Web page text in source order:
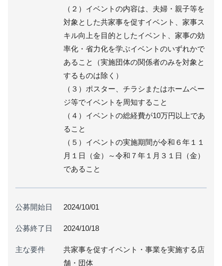
（２）イベントの内容は、夫婦・親子等を
対象とした共家事を促すイベント、家事ス
キル向上を目的としたイベント、家事の効
率化・省力化を学ぶイベントのいずれかで
あること（実施団体の関係者のみを対象と
するものは除く）
（３）ポスター、チラシまたはホームペー
ジ等でイベントを周知すること
（４）イベントの総経費が10万円以上であ
ること
（５）イベントの実施期間が令和６年１１
月１日（金）～令和７年１月３１日（金）
であること
公募開始日 2024/10/01
公募終了日 2024/10/18
主な要件
共家事を促すイベント・事業を実施する店
舗・団体